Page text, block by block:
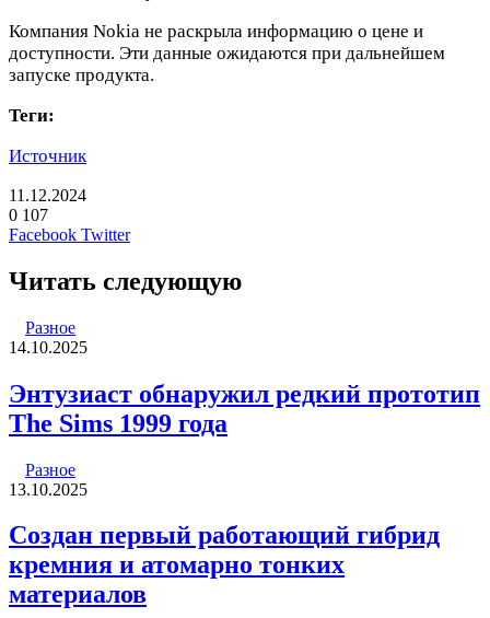
Компания Nokia не раскрыла информацию о цене и
доступности. Эти данные ожидаются при дальнейшем
запуске продукта.
Теги:
Источник
11.12.2024
0 107
Facebook TwitterLinkedIn
Pinterest
Вконтакте
Одноклассники
Skype
WhatsApp
Telegram
Viber
Читать следующую
Разное
14.10.2025
Энтузиаст обнаружил редкий прототип
The Sims 1999 года
Разное
13.10.2025
Создан первый работающий гибрид
кремния и атомарно тонких
материалов